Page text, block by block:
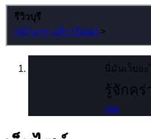
รีวิวบุรี
หน้าแรก แท็ก (Tags) >
นี่มันเว็บอ
รู้จักคร่
เลย